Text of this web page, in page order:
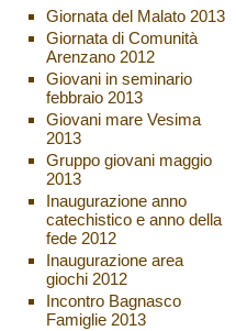
Giornata del Malato 2013
Giornata di Comunità
Arenzano 2012
Giovani in seminario
febbraio 2013
Giovani mare Vesima
2013
Gruppo giovani maggio
2013
Inaugurazione anno
catechistico e anno della
fede 2012
Inaugurazione area
giochi 2012
Incontro Bagnasco
Famiglie 2013